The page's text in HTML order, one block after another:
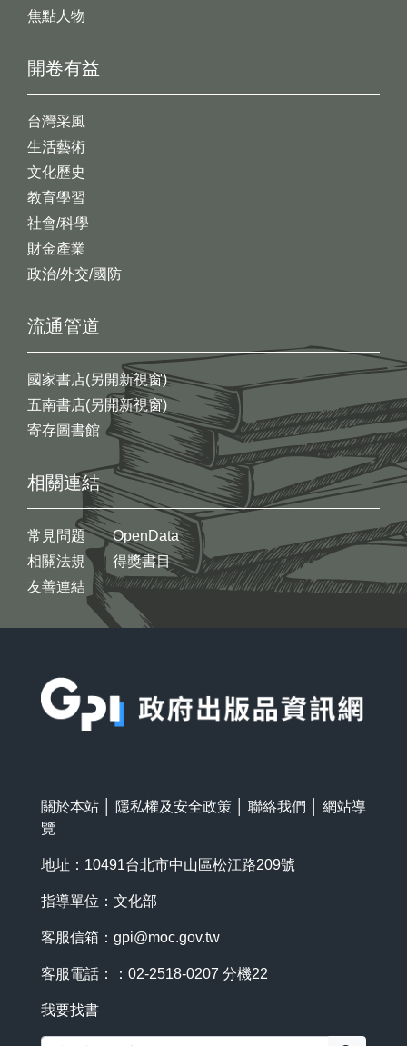
開卷有益
台灣采風
生活藝術
文化歷史
教育學習
社會/科學
財金產業
政治/外交/國防
焦點人物
流通管道
國家書店(另開新視窗)
五南書店(另開新視窗)
寄存圖書館
相關連結
常見問題
相關法規
友善連結
OpenData
得獎書目
關於本站 隱私權及安全政策 聯絡我們
網站導
覽
地址：10491台北市中山區松江路209號
指導單位：文化部
客服信箱： gpi@moc.gov.tw
客服電話：：02-2518-0207 分機22
我要找書